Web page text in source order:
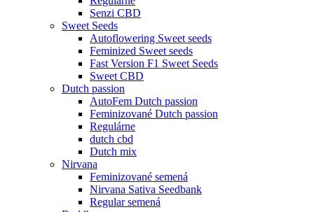
Senzi CBD
Sweet Seeds
Autoflowering Sweet seeds
Feminized Sweet seeds
Fast Version F1 Sweet Seeds
Sweet CBD
Dutch passion
AutoFem Dutch passion
Feminizované Dutch passion
Regulárne
dutch cbd
Dutch mix
Nirvana
Feminizované semená
Nirvana Sativa Seedbank
Regular semená